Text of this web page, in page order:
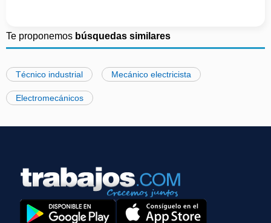
Te proponemos búsquedas similares
Técnico industrial Mecánico electricista
Electromecánicos